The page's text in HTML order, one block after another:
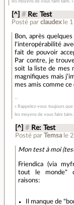
les moyens de vous faire taire.
[^] # Re: Test
Posté parclaudex le
Bon, après
l'interopérabilité
fait de pouvoir
Par contre, je
soit la liste de mes
magnifiques mais
mes amis comme
« Rappelez-vous toujours
les moyens de vous faire
[^] # Re: Test
Posté par Temsa le
Mon test à moi
Friendica (via
tout le monde"
raisons:
Il manque de